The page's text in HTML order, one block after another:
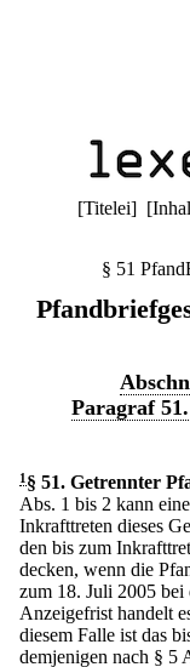
[Titelei] [
§ 51
Paragraf
1 § 51. Getrennter
Abs. 1 bis 2 kann
Inkrafttreten dieses
den bis zum
decken, wenn die
zum 18. Juli 2005 bei
Anzeigefrist handelt
diesem Falle ist das
demjenigen nach § 5